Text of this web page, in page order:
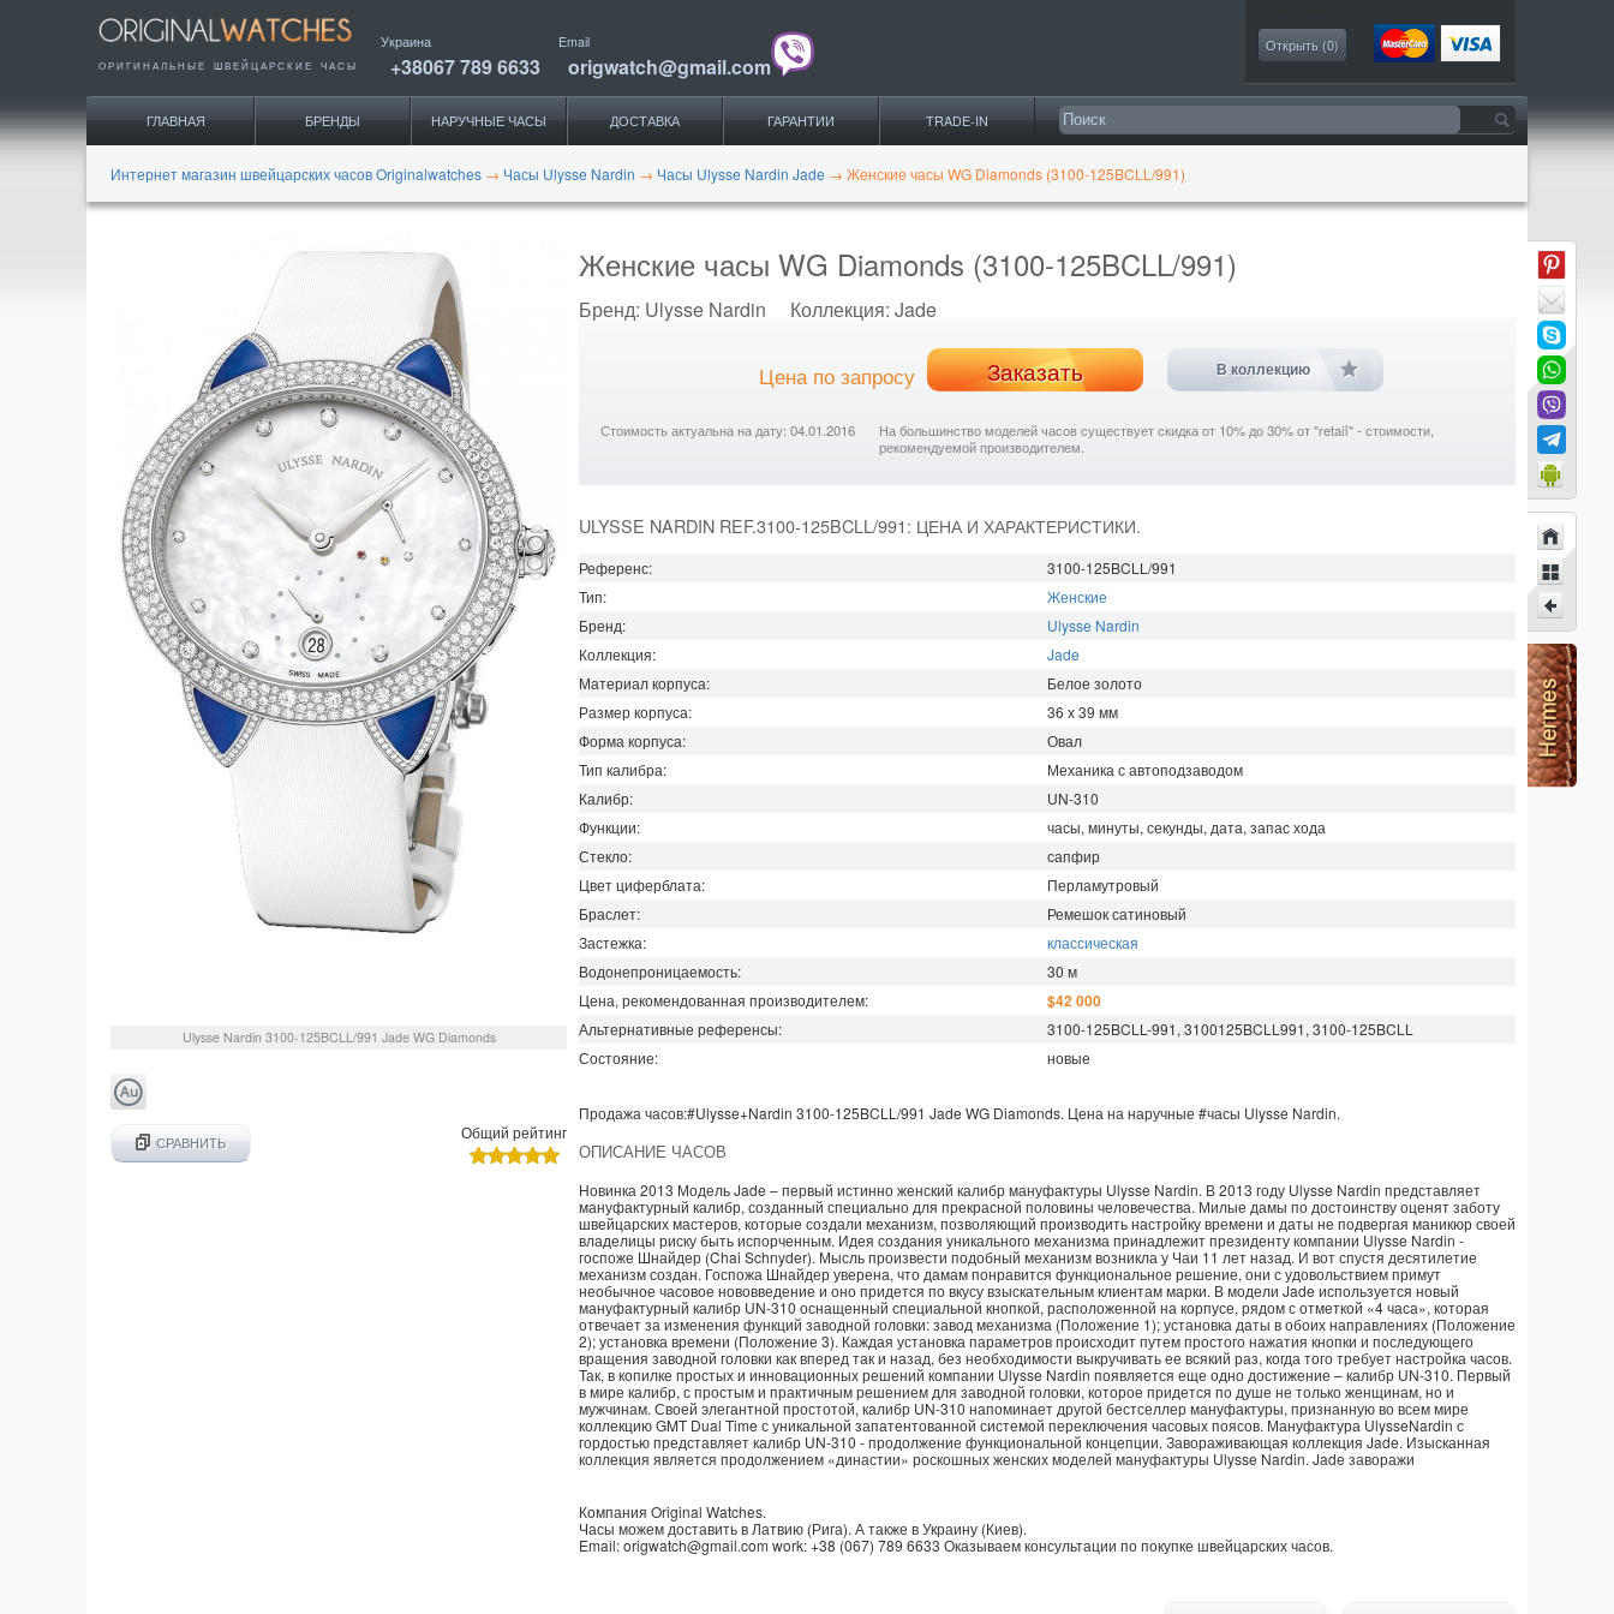
ОРИГИНАЛЬНЫЕ ШВЕЙЦАРСКИЕ ЧАСЫ
Украина
+38067 789 6633
Email
origwatch@gmail.com
Открыть (0)
ГЛАВНАЯ БРЕНДЫ НАРУЧНЫЕ ЧАСЫ ДОСТАВКА ГАРАНТИИ TRADE-IN
Интернет магазин швейцарских часов Originalwatches → Часы Ulysse Nardin → Часы Ulysse Nardin Jade → Женские часы WG Diamonds (3100-125BCLL/991)
Ulysse Nardin 3100-125BCLL/991 Jade WG Diamonds
СРАВНИТЬ
Общий рейтинг
Женские часы WG Diamonds (3100-125BCLL/991)
Бренд: Ulysse Nardin Коллекция: Jade
Цена по запросу Заказать В коллекцию
Стоимость актуальна на дату: 04.01.2016
На большинство моделей часов существует скидка от 10% до 30% от "retail" - стоимости,
рекомендуемой производителем.
ULYSSE NARDIN REF.3100-125BCLL/991: ЦЕНА И ХАРАКТЕРИСТИКИ.
Референс:
3100-125BCLL/991
Тип:
Женские
Бренд:
Ulysse Nardin
Коллекция:
Jade
Материал корпуса:
Белое золото
Размер корпуса:
36 х 39 мм
Форма корпуса:
Овал
Тип калибра:
Механика с автоподзаводом
Калибр:
UN-310
Функции:
часы, минуты, секунды, дата, запас хода
Стекло:
сапфир
Цвет циферблата:
Перламутровый
Браслет:
Ремешок сатиновый
Застежка:
классическая
Водонепроницаемость: 30 м
Цена, рекомендованная производителем:
$42 000
Альтернативные референсы:
3100-125BCLL-991, 3100125BCLL991, 3100-125BCLL
Состояние:
новые
Продажа часов:#Ulysse+Nardin 3100-125BCLL/991 Jade WG Diamonds. Цена на наручные #часы Ulysse Nardin.
ОПИСАНИЕ ЧАСОВ
Новинка 2013 Модель Jade – первый истинно женский калибр мануфактуры Ulysse Nardin. В 2013 году Ulysse Nardin представляет
мануфактурный калибр, созданный специально для прекрасной половины человечества. Милые дамы по достоинству оценят заботу
швейцарских мастеров, которые создали механизм, позволяющий производить настройку времени и даты не подвергая маникюр своей
владелицы риску быть испорченным. Идея создания уникального механизма принадлежит президенту компании Ulysse Nardin -
госпоже Шнайдер (Chai Schnyder). Мысль произвести подобный механизм возникла у Чаи 11 лет назад. И вот спустя десятилетие
механизм создан. Госпожа Шнайдер уверена, что дамам понравится функциональное решение, они с удовольствием примут
необычное часовое нововведение и оно придется по вкусу взыскательным клиентам марки. В модели Jade используется новый
мануфактурный калибр UN-310 оснащенный специальной кнопкой, расположенной на корпусе, рядом с отметкой «4 часа», которая
отвечает за изменения функций заводной головки: завод механизма (Положение 1); установка даты в обоих направлениях (Положение
2); установка времени (Положение 3). Каждая установка параметров происходит путем простого нажатия кнопки и последующего
вращения заводной головки как вперед так и назад, без необходимости выкручивать ее всякий раз, когда того требует настройка часов.
Так, в копилке простых и инновационных решений компании Ulysse Nardin появляется еще одно достижение – калибр UN-310. Первый
в мире калибр, с простым и практичным решением для заводной головки, которое придется по душе не только женщинам, но и
мужчинам. Своей элегантной простотой, калибр UN-310 напоминает другой бестселлер мануфактуры, признанную во всем мире
коллекцию GMT Dual Time с уникальной запатентованной системой переключения часовых поясов. Мануфактура UlysseNardin с
гордостью представляет калибр UN-310 - продолжение функциональной концепции. Завораживающая коллекция Jade. Изысканная
коллекция является продолжением «династии» роскошных женских моделей мануфактуры Ulysse Nardin. Jade заворажи
Компания Original Watches.
Часы можем доставить в Латвию (Рига). А также вУкраину (Киев).
Email:origwatch@gmail.com work:+38 (067) 789 6633 Оказываем консультации по покупке швейцарских часов.